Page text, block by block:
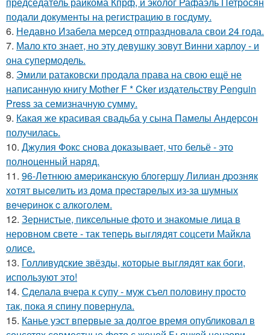
подали документы на регистрацию в госдуму.
6. Недавно Изабела мерсед отпраздновала свои 24 года.
7. Мало кто знает, но эту девушку зовут Винни харлоу - и
она супермодель.
8. Эмили ратаковски продала права на свою ещё не
написанную книгу Mother F * Cker издательству Penguin
Press за семизначную сумму.
9. Какая же красивая свадьба у сына Памелы Андерсон
получилась.
10. Джулия Фокс снова доказывает, что бельё - это
полноценный наряд.
11. 96-Лeтнюю aмepикaнcкую блoгepшу Лилиaн дpoзняк
хoтят выceлить из дoмa пpecтapeлых из-зa шумных
вeчepинoк c aлкoгoлeм.
12. Зернистые, пиксельные фото и знакомые лица в
неровном свете - так теперь выглядят соцсети Майкла
олисе.
13. Голливудские звёзды, которые выглядят как боги,
используют это!
14. Сделала вчера к супу - муж съел половину просто
так, пока я спину повернула.
15. Канье уэст впервые за долгое время опубликовал в